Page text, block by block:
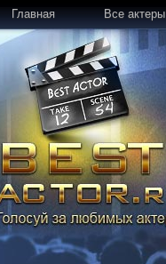
Главная Все актеры